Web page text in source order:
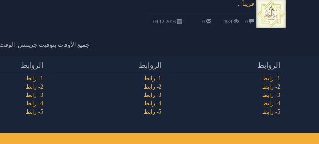
قريباً ..
04-12-2016 0
2834
0
جميع الأوقات بتوقيت جرينتش. الوقت
الروابط
1- رابط
2- رابط
3- رابط
4- رابط
5- رابط
الروابط
1- رابط
2- رابط
3- رابط
4- رابط
5- رابط
الروابط
1- رابط
2- رابط
3- رابط
4- رابط
5- رابط